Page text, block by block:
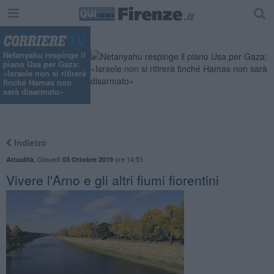
Netanyahu respinge il
piano Usa per Gaza:
«Israele non si ritirerà
finché Hamas non
sarà disarmato»
Indietro
Attualità Giovedì 03 Ottobre 2019ore 14:51
Vivere l'Arno e gli altri fiumi fiorentini